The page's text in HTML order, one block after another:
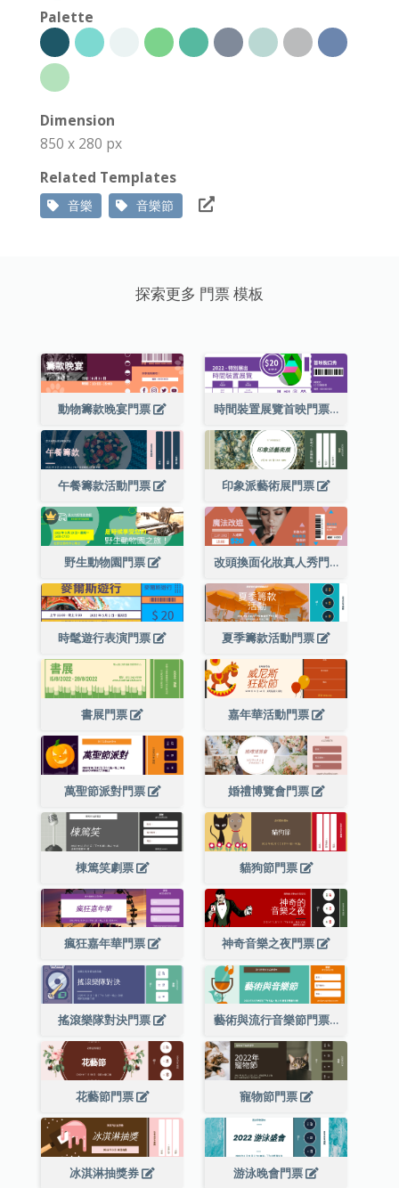
Palette
Dimension
850 x 280 px
Related Templates
音樂 音樂節
探索更多 門票 模板
動物籌款晚宴門票 時間裝置展覽首映門票
午餐籌款活動門票 印象派藝術展門票
野生動物園門票 改頭換面化妝真人秀門票
時髦遊行表演門票 夏季籌款活動門票
書展門票 嘉年華活動門票
萬聖節派對門票 婚禮博覽會門票
棟篤笑劇票 貓狗節門票
瘋狂嘉年華門票 神奇音樂之夜門票
搖滾樂隊對決門票 藝術與流行音樂節門票
花藝節門票 寵物節門票
冰淇淋抽獎券 游泳晚會門票